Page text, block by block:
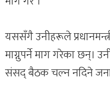
यससँगै उनीहरूले
माग्नुपर्ने माग गरेका छन्।
संसद् बैठक चल्न नदिने